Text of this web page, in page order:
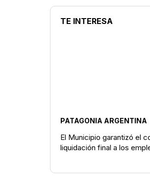
TE INTERESA
PATAGONIA ARGENTINA
El Municipio garantizó el
liquidación final a los